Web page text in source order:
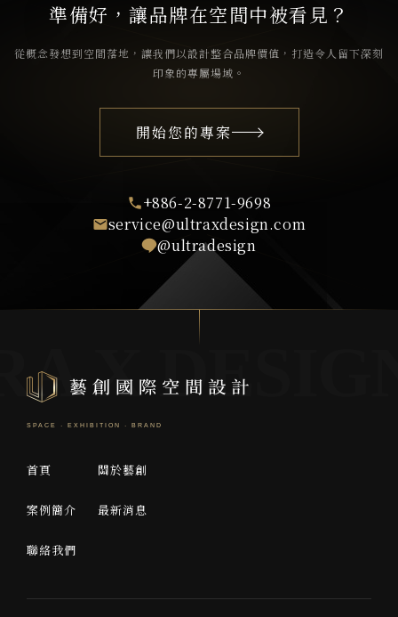
準備好，讓品牌在空間中被看見？
從概念發想到空間落地，讓我們以設計整合品牌價值，打造令人留下深刻
印象的專屬場域。
開始您的專案
+886-2-8771-9698
service@ultraxdesign.com
@ultradesign
首頁 關於藝創
案例簡介 最新消息
聯絡我們